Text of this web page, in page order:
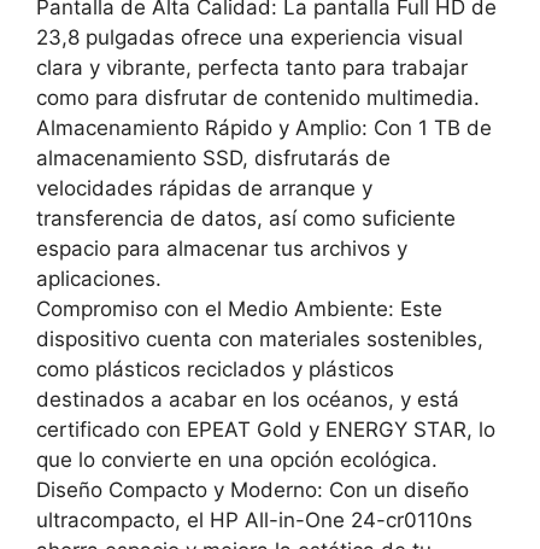
Pantalla de Alta Calidad: La pantalla Full HD de
23,8 pulgadas ofrece una experiencia visual
clara y vibrante, perfecta tanto para trabajar
como para disfrutar de contenido multimedia.
Almacenamiento Rápido y Amplio: Con 1 TB de
almacenamiento SSD, disfrutarás de
velocidades rápidas de arranque y
transferencia de datos, así como suficiente
espacio para almacenar tus archivos y
aplicaciones.
Compromiso con el Medio Ambiente: Este
dispositivo cuenta con materiales sostenibles,
como plásticos reciclados y plásticos
destinados a acabar en los océanos, y está
certificado con EPEAT Gold y ENERGY STAR, lo
que lo convierte en una opción ecológica.
Diseño Compacto y Moderno: Con un diseño
ultracompacto, el HP All-in-One 24-cr0110ns